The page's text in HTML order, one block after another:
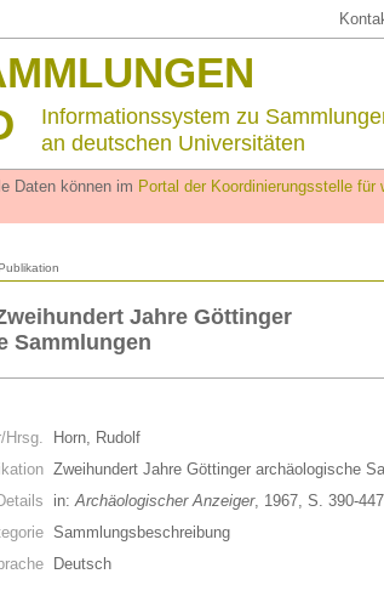
Informationssystem zu
an deutschen Universitäten
Daten können im Portal der Koordinierungsstelle
Jahre Göttinger
Sammlungen
Hrsg.
Horn, Rudolf
Zweihundert Jahre Göttinger archäologische
in:Archäologischer Anzeiger, 1967, S. 390-447
Sammlungsbeschreibung
Deutsch